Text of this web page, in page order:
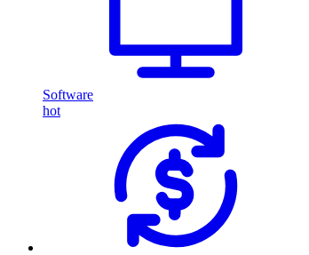
Software
hot